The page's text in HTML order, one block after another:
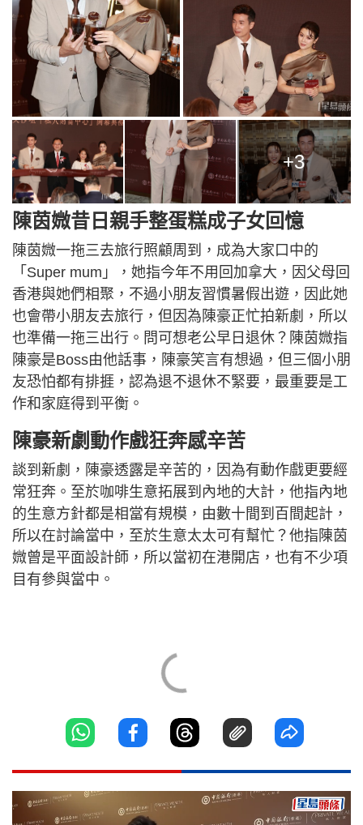
+3
陳茵媺昔日親手整蛋糕成子女回憶
陳茵媺一拖三去旅行照顧周到，成為大家口中的
「Super mum」，她指今年不用回加拿大，因父母回
香港與她們相聚，不過小朋友習慣暑假出遊，因此她
也會帶小朋友去旅行，但因為陳豪正忙拍新劇，所以
也準備一拖三出行。問可想老公早日退休？陳茵媺指
陳豪是Boss由他話事，陳豪笑言有想過，但三個小朋
友恐怕都有排捱，認為退不退休不緊要，最重要是工
作和家庭得到平衡。
陳豪新劇動作戲狂奔感辛苦
談到新劇，陳豪透露是辛苦的，因為有動作戲更要經
常狂奔。至於咖啡生意拓展到內地的大計，他指內地
的生意方針都是相當有規模，由數十間到百間起計，
所以在討論當中，至於生意太太可有幫忙？他指陳茵
媺曾是平面設計師，所以當初在港開店，也有不少項
目有參與當中。